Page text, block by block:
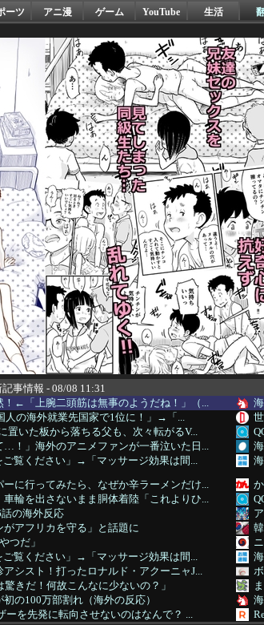
ーツ アニ漫 ゲーム YouTube 生活
事情報 - 08/08 11:31
←「上腕二頭筋は無事のようだね！」（...
人の海外就業先国家で1位に！」→「...
置いた板から落ちる父も、次々転がるV...
！」海外のアニメファンが一番泣いた日...
覧ください」→「マッサージ効果は間...
に行ってみたら、なぜか辛ラーメンだけ...
輪を出さないまま胴体着陸「これよりひ...
の海外反応
アフリカを守る」と話題に
つだ」
覧ください」→「マッサージ効果は間...
シスト！打ったロナルド・アクーニャJ...
きだ！何故こんなに少ないの？」
の100万部割れ（海外の反応）
ーを先発に転向させないのはなんで？ ...